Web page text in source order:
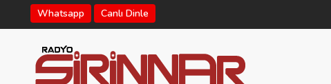
Whatsapp Canlı Dinle